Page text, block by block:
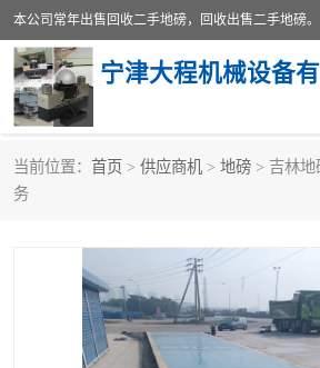
宁津大程机械设备
当前位置： 首页 > 供应商机 > 地磅 > 吉林
务
地磅传感器 废纸
烘干机 食品
装载机电子秤 输送机